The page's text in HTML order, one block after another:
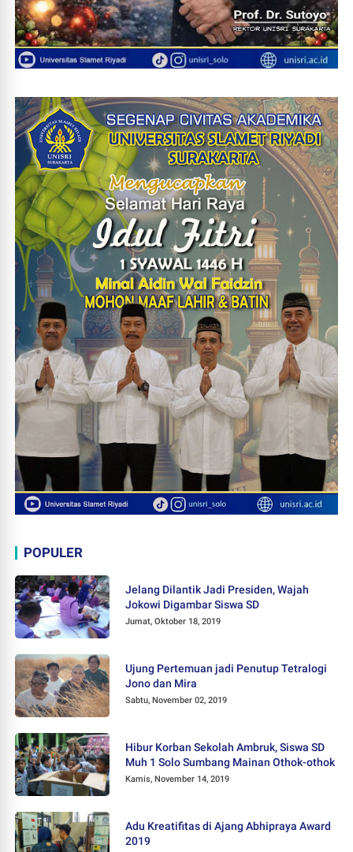
POPULER
Jelang Dilantik Jadi Presiden, Wajah
Jokowi Digambar Siswa SD
Jumat, Oktober 18, 2019
Ujung Pertemuan jadi Penutup Tetralogi
Jono dan Mira
Sabtu, November 02, 2019
Hibur Korban Sekolah Ambruk, Siswa SD
Muh 1 Solo Sumbang Mainan Othok-othok
Kamis, November 14, 2019
Adu Kreatifitas di Ajang Abhipraya Award
2019